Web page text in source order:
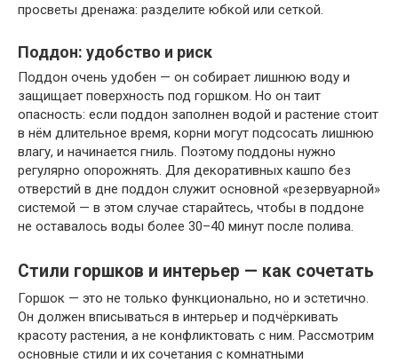
просветы дренажа: разделите юбкой или сеткой.
Поддон: удобство и риск
Поддон очень удобен — он собирает лишнюю воду и
защищает поверхность под горшком. Но он таит
опасность: если поддон заполнен водой и растение стоит
в нём длительное время, корни могут подсосать лишнюю
влагу, и начинается гниль. Поэтому поддоны нужно
регулярно опорожнять. Для декоративных кашпо без
отверстий в дне поддон служит основной «резервуарной»
системой — в этом случае старайтесь, чтобы в поддоне
не оставалось воды более 30–40 минут после полива.
Стили горшков и интерьер — как сочетать
Горшок — это не только функционально, но и эстетично.
Он должен вписываться в интерьер и подчёркивать
красоту растения, а не конфликтовать с ним. Рассмотрим
основные стили и их сочетания с комнатными